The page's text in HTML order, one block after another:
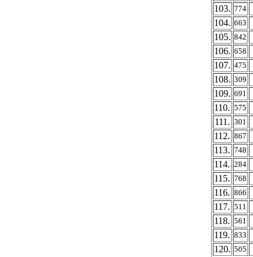
103. 774
104. 663
105. 842
106. 658
107. 475
108. 309
109. 691
110. 575
111. 301
112. 867
113. 748
114. 284
115. 768
116. 866
117. 511
118. 561
119. 833
120. 505